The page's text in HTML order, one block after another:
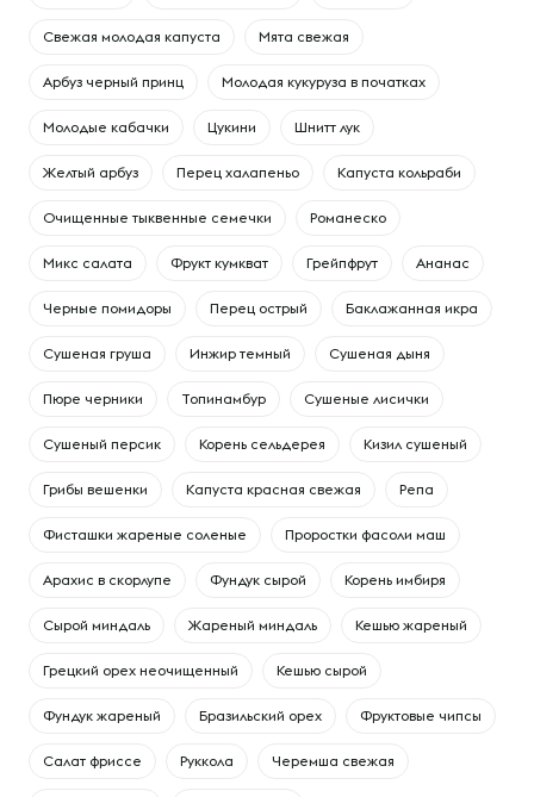
Свежая молодая капуста Мята свежая
Арбуз черный принц Молодая кукуруза в початках
Молодые кабачки Цукини Шнитт лук
Желтый арбуз Перец халапеньо Капуста кольраби
Очищенные тыквенные семечки Романеско
Микс салата Фрукт кумкват Грейпфрут Ананас
Черные помидоры Перец острый Баклажанная икра
Сушеная груша Инжир темный Сушеная дыня
Пюре черники Топинамбур Сушеные лисички
Сушеный персик Корень сельдерея Кизил сушеный
Грибы вешенки Капуста красная свежая Репа
Фисташки жареные соленые Проростки фасоли маш
Арахис в скорлупе Фундук сырой Корень имбиря
Сырой миндаль Жареный миндаль Кешью жареный
Грецкий орех неочищенный Кешью сырой
Фундук жареный Бразильский орех Фруктовые чипсы
Салат фриссе Руккола Черемша свежая